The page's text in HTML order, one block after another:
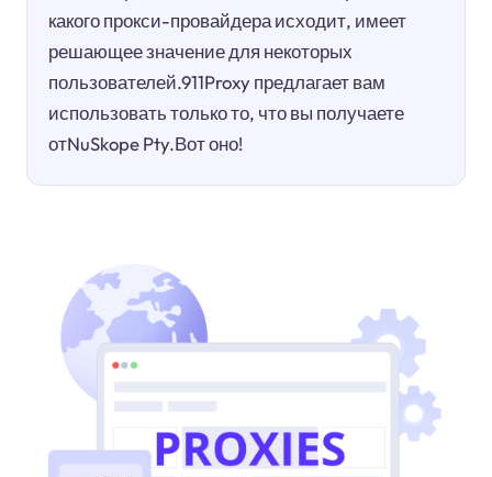
какого прокси-провайдера исходит, имеет
решающее значение для некоторых
пользователей.911Proxy предлагает вам
использовать только то, что вы получаете
отNuSkope Pty.Вот оно!